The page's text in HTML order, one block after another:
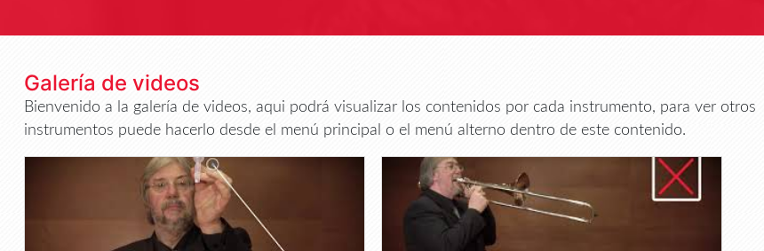
Galería de videos
Bienvenido a la galería de videos, aqui podrá visualizar los contenidos por cada instrumento, para ver otros
instrumentos puede hacerlo desde el menú principal o el menú alterno dentro de este contenido.